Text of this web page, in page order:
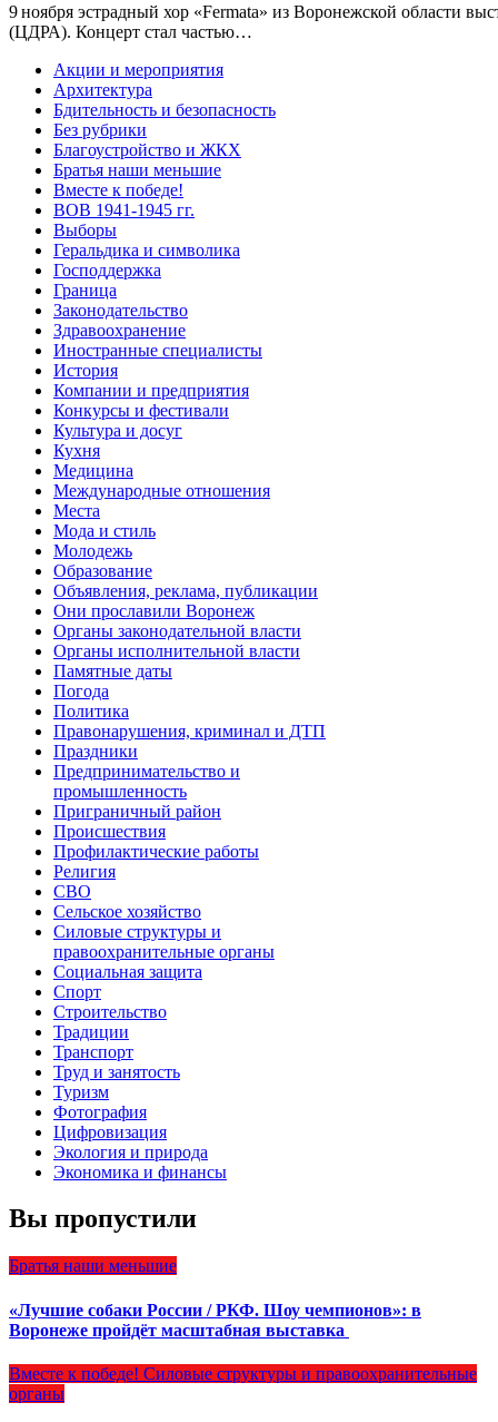
9 ноября эстрадный хор «Fermata» из Воронежской области выступил на сцене Центрального Дома Российской Армии
(ЦДРА). Концерт стал частью…
Акции и мероприятия
Архитектура
Бдительность и безопасность
Без рубрики
Благоустройство и ЖКХ
Братья наши меньшие
Вместе к победе!
ВОВ 1941-1945 гг.
Выборы
Геральдика и символика
Господдержка
Граница
Законодательство
Здравоохранение
Иностранные специалисты
История
Компании и предприятия
Конкурсы и фестивали
Культура и досуг
Кухня
Медицина
Международные отношения
Места
Мода и стиль
Молодежь
Образование
Объявления, реклама, публикации
Они прославили Воронеж
Органы законодательной власти
Органы исполнительной власти
Памятные даты
Погода
Политика
Правонарушения, криминал и ДТП
Праздники
Предпринимательство и
промышленность
Приграничный район
Происшествия
Профилактические работы
Религия
СВО
Сельское хозяйство
Силовые структуры и
правоохранительные органы
Социальная защита
Спорт
Строительство
Традиции
Транспорт
Труд и занятость
Туризм
Фотография
Цифровизация
Экология и природа
Экономика и финансы
Вы пропустили
Братья наши меньшие
«Лучшие собаки России / РКФ. Шоу чемпионов»: в
Воронеже пройдёт масштабная выставка
Вместе к победе! Силовые структуры и правоохранительные
органы